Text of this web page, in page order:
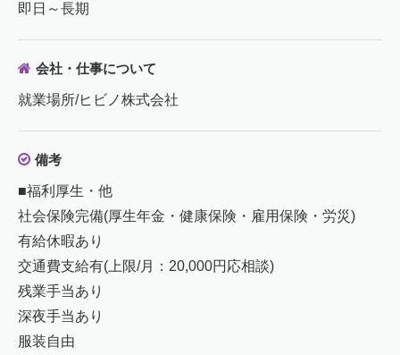
即日～長期
会社・仕事について
就業場所/ヒビノ株式会社
備考
■福利厚生・他
社会保険完備(厚生年金・健康保険・雇用保険・労災)
有給休暇あり
交通費支給有(上限/月：20,000円応相談)
残業手当あり
深夜手当あり
服装自由